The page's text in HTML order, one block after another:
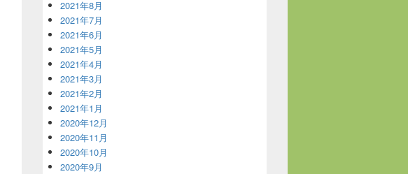
2021年8月
2021年7月
2021年6月
2021年5月
2021年4月
2021年3月
2021年2月
2021年1月
2020年12月
2020年11月
2020年10月
2020年9月